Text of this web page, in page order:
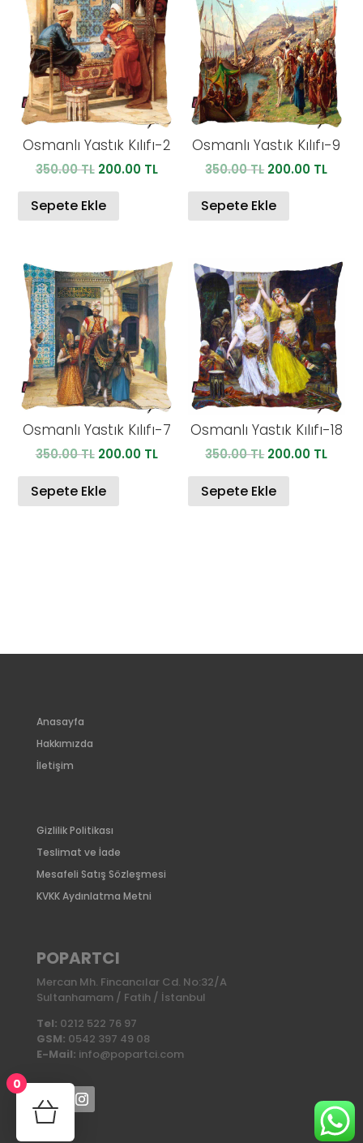
Osmanlı Yastık Kılıfı-2
350.00TL Orijinal
350.00 TL.
200.00 TLŞu
200.00 TL.
Sepete Ekle
Osmanlı Yastık Kılıfı-9
350.00TL Orijinal
350.00 TL.
200.00 TLŞu
Sepete Ekle
Osmanlı Yastık Kılıfı-7
350.00TL Orijinal
350.00 TL.
200.00 TLŞu
200.00 TL.
Sepete Ekle
Osmanlı Yastık Kılıfı-18
350.00TL Orijinal
350.00 TL.
200.00 TLŞu
Sepete Ekle
Anasayfa
Hakkımızda
İletişim
Gizlilik Politikası
Teslimat ve İade
Mesafeli Satış Sözleşmesi
KVKK Aydınlatma Metni
POPARTCI
Mercan Mh. Fincancılar Cd. No:32/A
Sultanhamam / Fatih / İstanbul
Tel: 0212 522 76 97
GSM: 0542 397 49 08
E-Mail: info@popartci.com
0